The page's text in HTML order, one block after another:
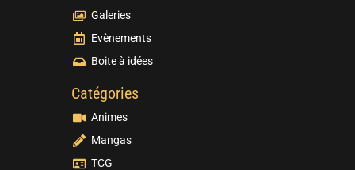
Galeries
Evènements
Boite à idées
Catégories
Animes
Mangas
TCG